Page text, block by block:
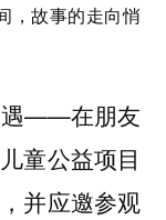
，故事的走向悄
遇——在朋友
童公益项目
并应邀参观